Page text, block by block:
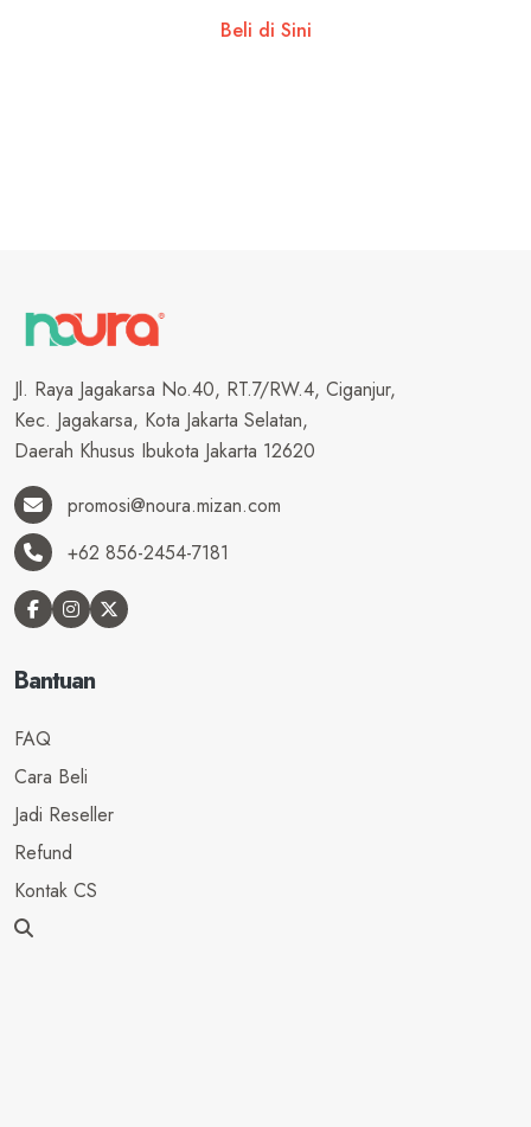
Beli di Sini
Jl. Raya Jagakarsa No.40, RT.7/RW.4, Ciganjur,
Kec. Jagakarsa, Kota Jakarta Selatan,
Daerah Khusus Ibukota Jakarta 12620
promosi@noura.mizan.com
+62 856-2454-7181
Bantuan
FAQ
Cara Beli
Jadi Reseller
Refund
Kontak CS